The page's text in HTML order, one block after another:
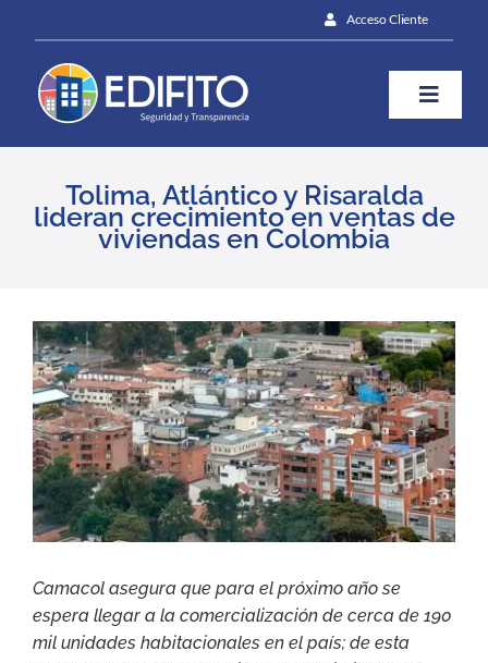
content
Acceso Cliente
Toggle
Blog
Prensa
Contáctanos
Tolima, Atlántico y Risaralda
lideran crecimiento en ventas de
viviendas en Colombia
View
Larger
Image
Camacol asegura que para el próximo año se
espera llegar a la comercialización de cerca de 190
mil unidades habitacionales en el país; de esta